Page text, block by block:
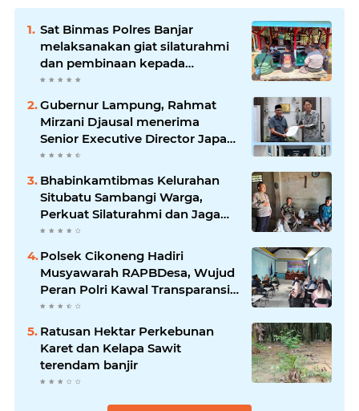
Sat Binmas Polres Banjar
melaksanakan giat silaturahmi
dan pembinaan kepada
pelaksana Sat Kamling
Gubernur Lampung, Rahmat
Mirzani Djausal menerima
Senior Executive Director Japan
Association for Construction
(JAC) Yugo Okamoto dalam
pertemuan resmi
Bhabinkamtibmas Kelurahan
Situbatu Sambangi Warga,
Perkuat Silaturahmi dan Jaga
Kondusivitas Wilayah
Polsek Cikoneng Hadiri
Musyawarah RAPBDesa, Wujud
Peran Polri Kawal Transparansi
dan Kamtibmas Desa
Sindangkasih
Ratusan Hektar Perkebunan
Karet dan Kelapa Sawit
terendam banjir